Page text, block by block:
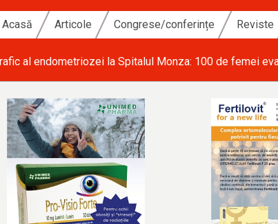
Acasă Articole Congrese/conferințe Reviste
al endometriozei la Spitalul Monza: 100 de femei